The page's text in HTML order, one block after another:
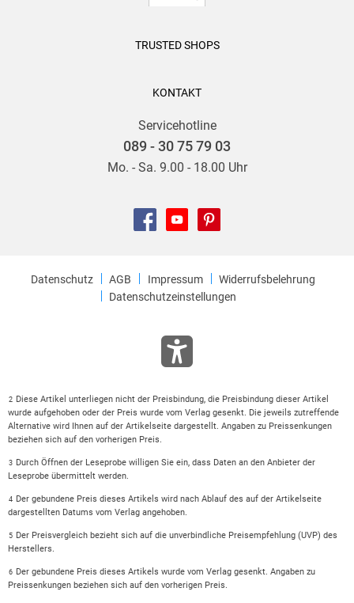
TRUSTED SHOPS
KONTAKT
Servicehotline
089 - 30 75 79 03
Mo. - Sa. 9.00 - 18.00 Uhr
Datenschutz AGB Impressum
Widerrufsbelehrung
Datenschutzeinstellungen
2
Diese Artikel unterliegen nicht der Preisbindung, die Preisbindung dieser Artikel
wurde aufgehoben oder der Preis wurde vom Verlag gesenkt. Die jeweils zutreffende
Alternative wird Ihnen auf der Artikelseite dargestellt. Angaben zu Preissenkungen
beziehen sich auf den vorherigen Preis.
3
Durch Öffnen der Leseprobe willigen Sie ein, dass Daten an den Anbieter der
Leseprobe übermittelt werden.
4
Der gebundene Preis dieses Artikels wird nach Ablauf des auf der Artikelseite
dargestellten Datums vom Verlag angehoben.
5
Der Preisvergleich bezieht sich auf die unverbindliche Preisempfehlung (UVP) des
Herstellers.
6
Der gebundene Preis dieses Artikels wurde vom Verlag gesenkt. Angaben zu
Preissenkungen beziehen sich auf den vorherigen Preis.